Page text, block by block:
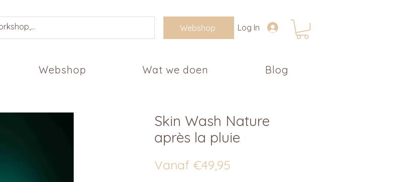
Webshop Log In
Webshop Wat we doen Blog
Skin Wash Nature
après la pluie
Vanaf €49,95